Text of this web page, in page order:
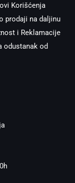
Korišćenja
prodaji na daljinu
i Reklamacije
odustanak od